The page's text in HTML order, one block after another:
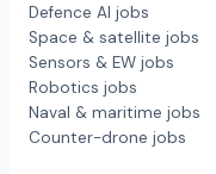
Defence AI jobs
Space & satellite jobs
Sensors & EW jobs
Robotics jobs
Naval & maritime jobs
Counter-drone jobs